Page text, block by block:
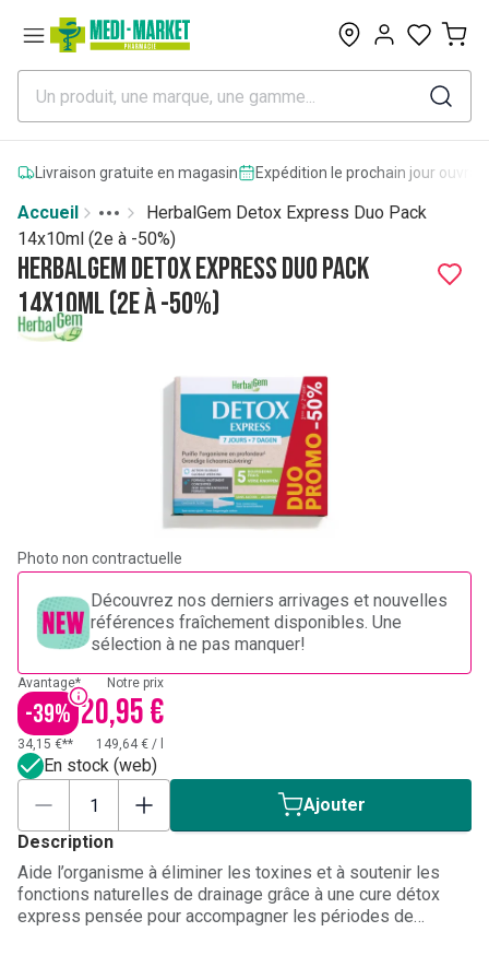
0
Livraison gratuite en magasin Expédition le prochain jour
Accueil
More
Toggle menu
HerbalGem Detox Express Duo Pack
14x10ml (2e à -50%)
HerbalGem Detox Express Duo Pack
14x10ml (2e à -50%)
Photo non contractuelle
Découvrez nos derniers arrivages et nouvelles
références fraîchement disponibles. Une
sélection à ne pas manquer!
Avantage*
-39%
Notre prix
20,95 €
34,15 €** 149,64 € /
En stock (web)
Ajouter
Description
Aide l’organisme à éliminer les toxines et à soutenir les
fonctions naturelles de drainage grâce à une cure détox
express pensée pour accompagner les périodes de